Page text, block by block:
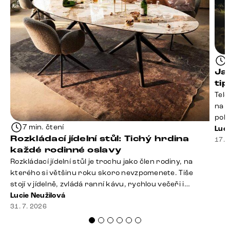
7 min. čtení
Rozkládací jídelní stůl: Tichý hrdina
každé rodinné oslavy
Rozkládací jídelní stůl je trochu jako člen rodiny, na
kterého si většinu roku skoro nevzpomenete. Tiše
stojí v jídelně, zvládá ranní kávu, rychlou večeři i
hromadu dopisů, které je potřeba „někdy vyřídit“. Pak
ale přijdou Vánoce, narozeniny nebo zpráva: „Stavíme
se jen na chvilku. Bude nás osm.“ A v tu chvíli přichází
Lucie Neužilová
31. 7. 2026
na
17.